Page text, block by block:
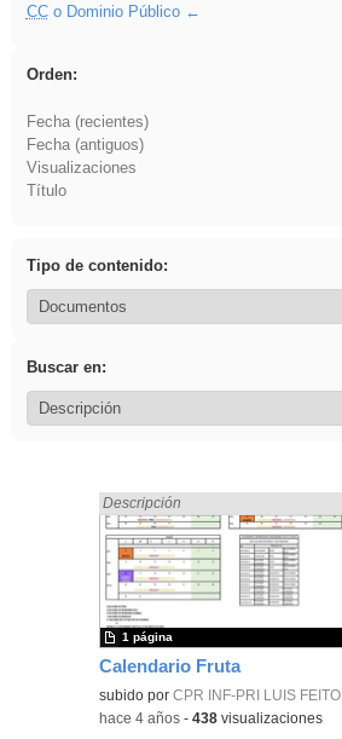
CCo Dominio Público
Orden:
Fecha (recientes)
Fecha (antiguos)
Visualizaciones
Título
Tipo de contenido:
Buscar en:
Calendario Fruta
Encontrado «frutas» en:
Descripción
subido porCPR INF-PRI LUIS FEITO
1 página
-hace 4 años -438 visualizaciones